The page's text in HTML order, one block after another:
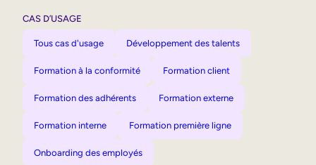
CAS D’USAGE
Tous cas d'usage Développement des talents
Formation à la conformité Formation client
Formation des adhérents Formation externe
Formation interne Formation première ligne
Onboarding des employés